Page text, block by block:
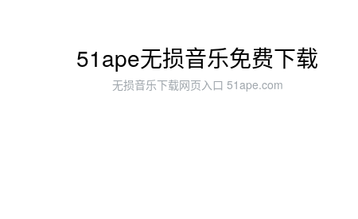
51ape无损音乐免费下载
无损音乐下载网页入口 51ape.com